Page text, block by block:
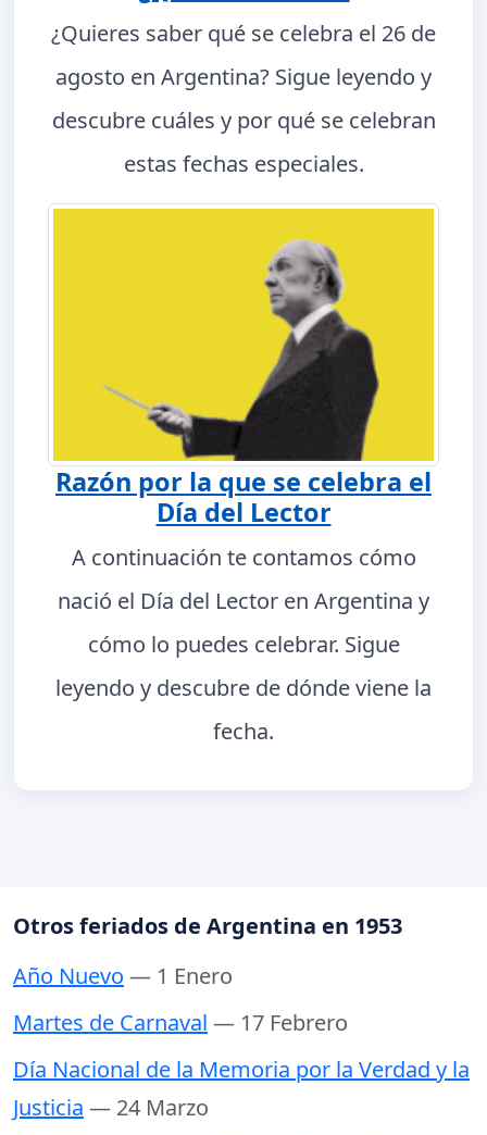
¿Quieres saber qué se celebra el 26 de
agosto en Argentina? Sigue leyendo y
descubre cuáles y por qué se celebran
estas fechas especiales.
Razón por la que se celebra el
Día del Lector
A continuación te contamos cómo
nació el Día del Lector en Argentina y
cómo lo puedes celebrar. Sigue
leyendo y descubre de dónde viene la
fecha.
Otros feriados de Argentina en 1953
Año Nuevo — 1 Enero
Martes de Carnaval — 17 Febrero
Día Nacional de la Memoria por la Verdad y la
Justicia — 24 Marzo